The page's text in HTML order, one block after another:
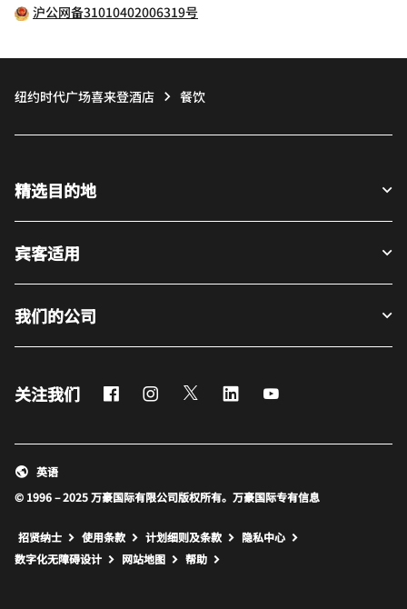
沪公网备31010402006319号
纽约时代广场喜来登酒店 餐饮
精选目的地
宾客适用
我们的公司
关注我们 FacebookInstagram
Twitter LinkedIn
© 1996 – 2025 万豪国际有限公司版权所有。万豪国际专有信息
英语
招贤纳士 使用条款 计划细则及条款
隐私中心
数字化无障碍设计
网站地图 打开新窗口
帮助